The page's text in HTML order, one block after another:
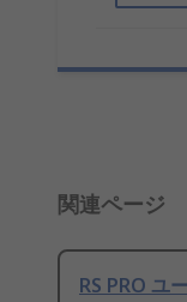
関連ページ
RS PRO ユ